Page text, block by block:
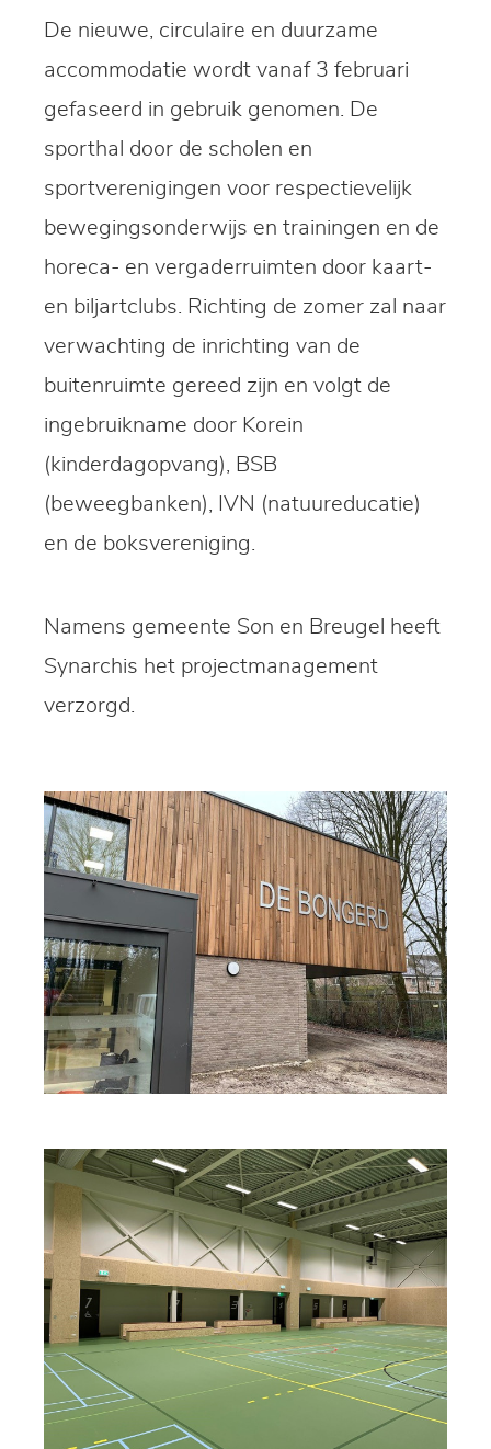
De nieuwe, circulaire en duurzame
accommodatie wordt vanaf 3 februari
gefaseerd in gebruik genomen. De
sporthal door de scholen en
sportverenigingen voor respectievelijk
bewegingsonderwijs en trainingen en de
horeca- en vergaderruimten door kaart-
en biljartclubs. Richting de zomer zal naar
verwachting de inrichting van de
buitenruimte gereed zijn en volgt de
ingebruikname door Korein
(kinderdagopvang), BSB
(beweegbanken), IVN (natuureducatie)
en de boksvereniging.
Namens gemeente Son en Breugel heeft
Synarchis het projectmanagement
verzorgd.